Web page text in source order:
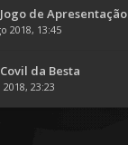
de Apresentação
2018, 13:45
da Besta
2018, 23:23